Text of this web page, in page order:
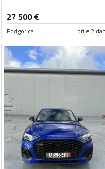
27 500€
Podgorica prije 2